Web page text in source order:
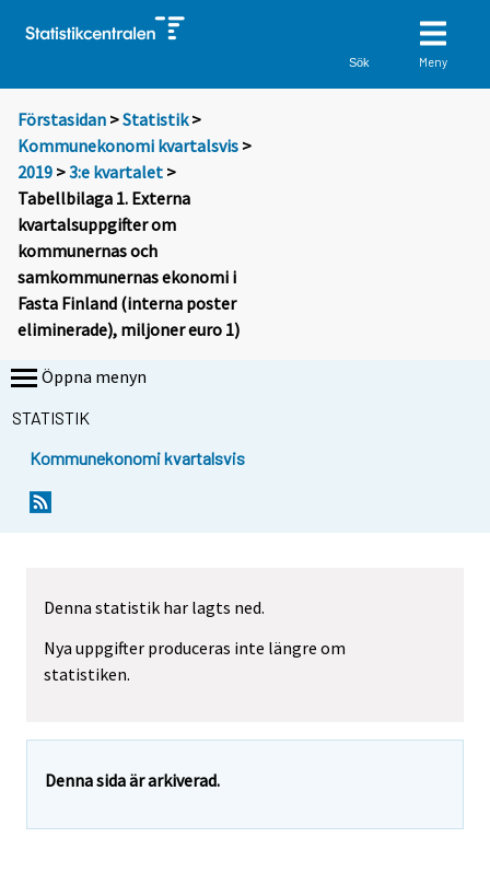
Sök Meny
Förstasidan >Statistik >
Kommunekonomi kvartalsvis >
2019 >3:e kvartalet >
Tabellbilaga 1. Externa
kvartalsuppgifter om
kommunernas och
samkommunernas ekonomi i
Fasta Finland (interna poster
eliminerade), miljoner euro 1)
Öppna menyn
STATISTIK
Kommunekonomi kvartalsvis
Denna statistik har lagts ned.
Nya uppgifter produceras inte längre om
statistiken.
Denna sida är arkiverad.